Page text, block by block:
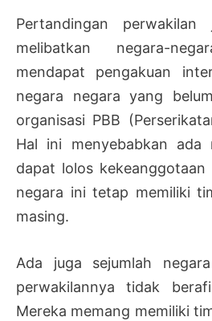
Pertandingan
melibatkan negara-
mendapat pengakuan
negara negara yang
organisasi PBB
Hal ini menyebabkan ada
dapat lolos kekeanggotaan
negara ini tetap memiliki
masing.
Ada juga sejumlah
perwakilannya tidak
Mereka memang memiliki